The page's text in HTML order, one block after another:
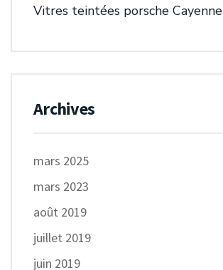
Vitres teintées porsche Cayenne
Archives
mars 2025
mars 2023
août 2019
juillet 2019
juin 2019